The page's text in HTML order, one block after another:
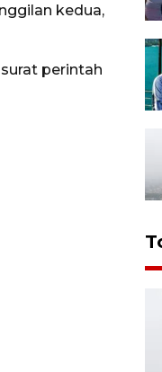
kedua,
perintah